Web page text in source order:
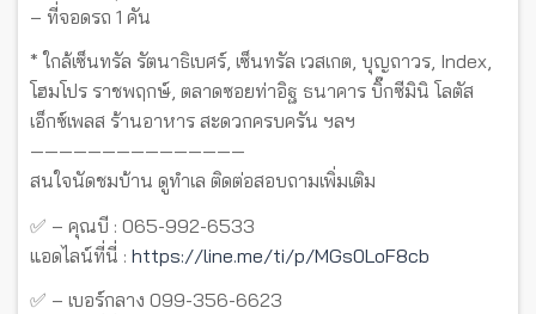
– ที่จอดรถ 1 คัน
* ใกล้เซ็นทรัล รัตนาธิเบศร์, เซ็นทรัล เวสเกต, บุญถาวร, Index,
โฮมโปร ราชพฤกษ์, ตลาดซอยท่าอิฐ ธนาคาร บิ๊กซีมินิ โลตัส
เอ็กซ์เพลส ร้านอาหาร สะดวกครบครัน ฯลฯ
———————————————
สนใจนัดชมบ้าน ดูทำเล ติดต่อสอบถามเพิ่มเติม
✅ – คุณบี : 065-992-6533
แอดไลน์ที่นี่ : https://line.me/ti/p/MGs0LoF8cb
✅ – เบอร์กลาง 099-356-6623